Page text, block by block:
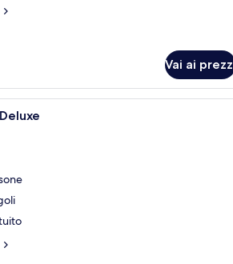
Vai ai
Una cassaforte in camera,